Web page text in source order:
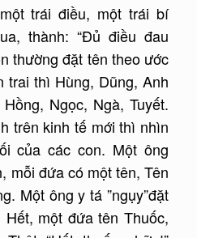
trái điều, một trái bí
thành: “Đủ điều đau
thường đặt tên theo ước
trai thì Hùng, Dũng, Anh
Ngọc, Ngà, Tuyết.
trên kinh tế mới thì nhìn
của các con. Một ông
mỗi đứa có một tên, Tên
Một ông y tá ”ngụy”đặt
một đứa tên Thuốc,